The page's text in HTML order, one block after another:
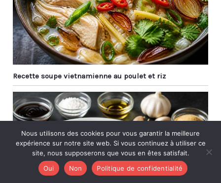
aliments de tous les
jours tels que les pâtes.
Au En même temps, les
baguettes en métal ont
de beaux motifs laser et
un savoir-faire élégant,
qui sont des cadeaux
idéaux pour Noël, les
anniversaires, les
anniversaires, etc.
Recette soupe vietnamienne au poulet et riz
Nous utilisons des cookies pour vous garantir la meilleure
expérience sur notre site web. Si vous continuez à utiliser ce
site, nous supposerons que vous en êtes satisfait.
Oui
Non Politique de confidentialité